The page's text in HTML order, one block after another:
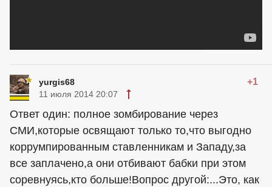
yurgis68 +1
11 июля 2014 20:07
Ответ один: полное зомбирование через
СМИ,которые освящают только то,что выгодно
коррумпированным ставленникам и Западу,за
все заплачено,а они отбивают бабки при этом
соревнуясь,кто больше!Вопрос другой:...Это, как